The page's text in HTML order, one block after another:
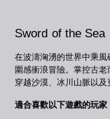
Sword of the Sea
在波濤洶湧的世界中乘
圍感衝浪冒險。掌控古
穿越沙漠、冰川山脈以及
適合喜歡以下遊戲的玩家